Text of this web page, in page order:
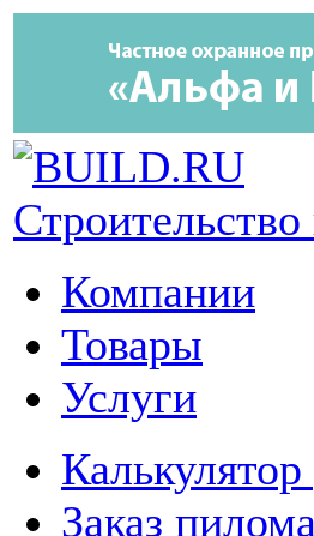
Компании
Товары
Услуги
Заказ